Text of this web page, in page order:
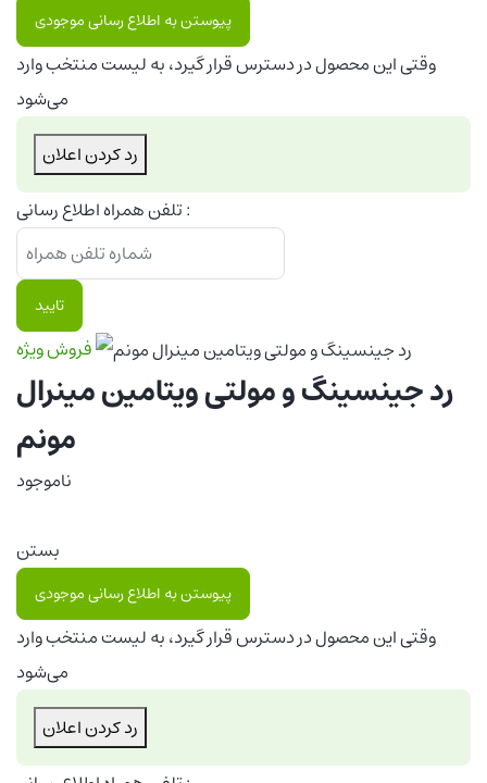
پیوستن به اطلاع رسانی موجودی
وقتی این محصول در دسترس قرار گیرد، به لیست منتخب وارد
می‌شود
رد کردن اعلان
تلفن همراه اطلاع رسانی :
تایید
فروش ویژه
رد جینسینگ و مولتی ویتامین مینرال
مونم
ناموجود
بستن
پیوستن به اطلاع رسانی موجودی
وقتی این محصول در دسترس قرار گیرد، به لیست منتخب وارد
می‌شود
رد کردن اعلان